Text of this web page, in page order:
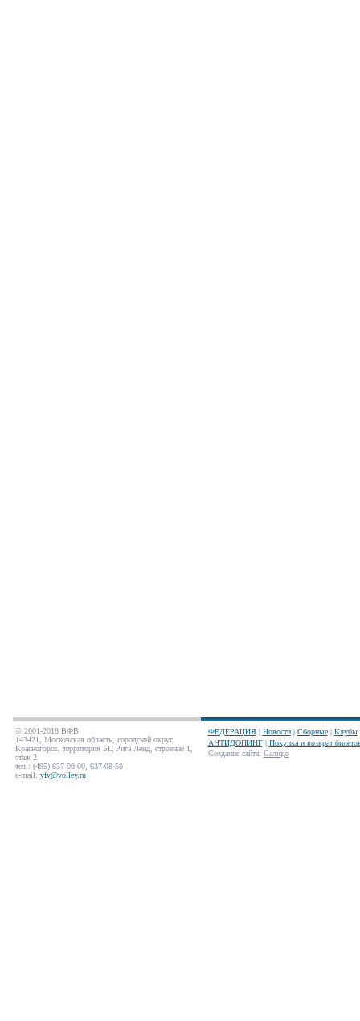
© 2001-2018 ВФВ
143421, Московская область, городской округ
Красногорск, территория БЦ Рига Ленд, строение 1,
этаж 2
тел.: (495) 637-00-00, 637-08-50
e-mail: vfv@volley.ru
ФЕДЕРАЦИЯ| Новости| Сборные| Клубы
АНТИДОПИНГ| Покупка и возврат
Создание сайта: Салюдо